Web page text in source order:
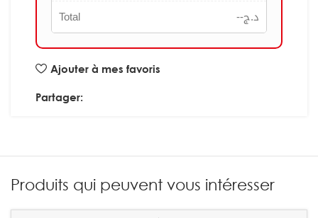
Total --د.ج
Ajouter à mes favoris
Partager:
Produits qui peuvent vous intéresser